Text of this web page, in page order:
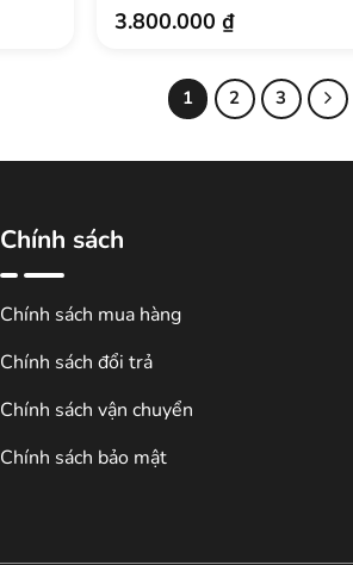
3.800.000 ₫
1 2 3
Chính sách
Chính sách mua hàng
Chính sách đổi trả
Chính sách vận chuyển
Chính sách bảo mật